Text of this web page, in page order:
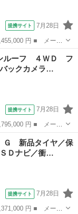
提携サイト 7月28日
ド名： ハイブリ
ナビ バックカメ
ルーフ ４ＷＤ フ
ックカメラ…
提携サイト 7月28日
ード名： Ｇ サン
カメラ 衝突被害
Ｇ 新品タイヤ／保
Ｄナビ／衝…
提携サイト 7月28日